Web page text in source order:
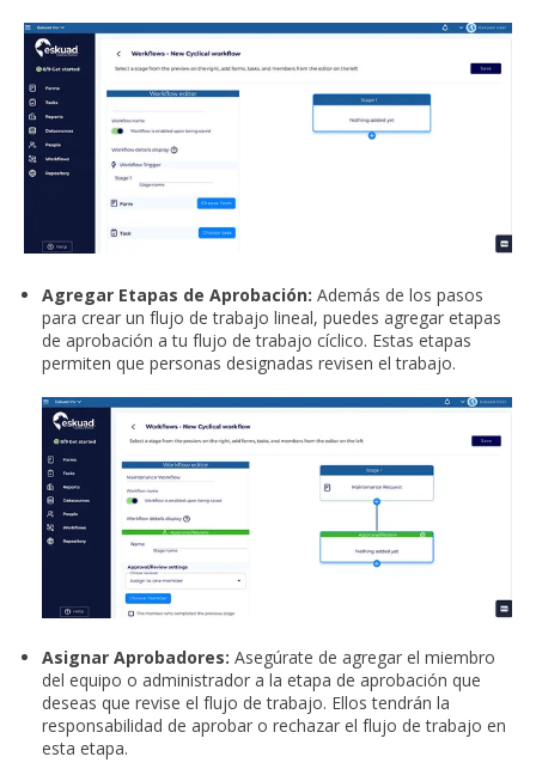
Agregar Etapas de Aprobación:Además de los pasos
para crear un flujo de trabajo lineal, puedes agregar etapas
de aprobación a tu flujo de trabajo cíclico. Estas etapas
permiten que personas designadas revisen el trabajo.
Asignar Aprobadores:Asegúrate de agregar el miembro
del equipo o administrador a la etapa de aprobación que
deseas que revise el flujo de trabajo. Ellos tendrán la
responsabilidad de aprobar o rechazar el flujo de trabajo en
esta etapa.